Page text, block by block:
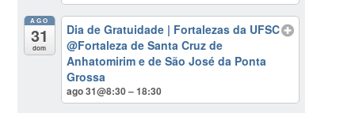
AGO
31
dom
Dia de Gratuidade | Fortalezas da UFSC
@Fortaleza de Santa Cruz de
Anhatomirim e de São José da Ponta
Grossa
ago 31@8:30 – 18:30